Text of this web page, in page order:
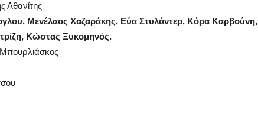
Αθανίτης
Μενέλαος Χαζαράκης, Εύα Στυλάντερ, Κόρα Καρβούνη,
Κώστας Ξυκομηνός.